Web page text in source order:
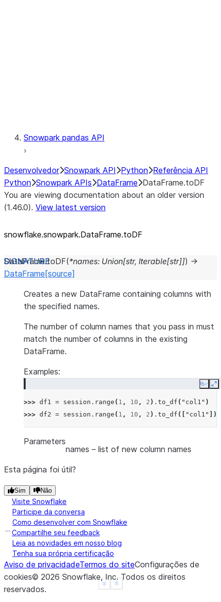
Snowpark pandas API
Desenvolvedor Snowpark API Python Referência API
Python Snowpark APIs DataFrame DataFrame.toDF
You are viewing documentation about an older version
(1.46.0). View latest version
snowflake.snowpark.DataFrame.toDF
DataFrame.toDF(*names: Union[str, Iterable[str]]) →
DataFrame [source]
Creates a new DataFrame containing columns with
the specified names.
The number of column names that you pass in must
match the number of columns in the existing
DataFrame.
Examples:
Copy
>>> df1 = session . range ( 1 , 10 , 2 ) . to_df ( "col1" )
>>> df2 = session . range ( 1 , 10 , 2 ) . to_df ([ "col1" ])
Show less
See more
Parameters
names – list of new column names
Esta página foi útil?
Sim Não
Visite Snowflake
Participe da conversa
Como desenvolver com Snowflake
Compartilhe seu feedback
Leia as novidades em nosso blog
Tenha sua própria certificação
Aviso de privacidadeTermos do siteConfigurações de
cookies© 2026 Snowflake, Inc. Todos os direitos
reservados.